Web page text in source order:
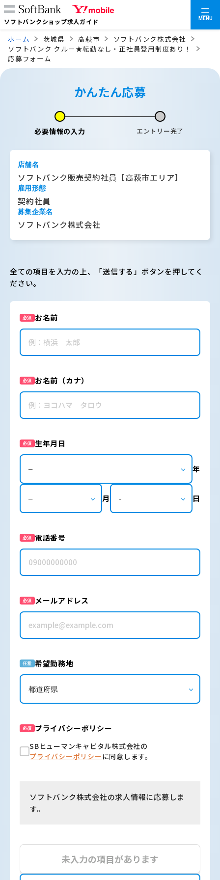
ソフトバンクショップ求人ガイド MENU
ホーム 茨城県 高萩市
ソフトバンク株式会社
ソフトバンク クルー★転勤なし・正社員登用制度あり！
応募フォーム
かんたん応募
必要情報の入力 エントリー完了
店舗名
ソフトバンク販売契約社員【高萩市エリア】
雇用形態
契約社員
募集企業名
ソフトバンク株式会社
全ての項目を入力の上、「送信する」ボタンを押してく
ださい。
必須 お名前
必須 お名前（カナ）
必須 生年月日
年
月 日
必須 電話番号
必須 メールアドレス
任意 希望勤務地
必須 プライバシーポリシー
SBヒューマンキャピタル株式会社の
プライバシーポリシーに同意します。
ソフトバンク株式会社の求人情報に応募しま
す。
未入力の項目があります